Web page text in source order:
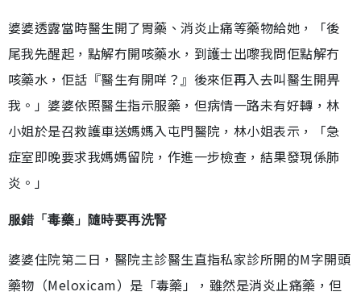
婆婆透露當時醫生開了胃藥、消炎止痛等藥物給她，「後
尾我先醒起，點解冇開咳藥水，到護士出嚟我問佢點解冇
咳藥水，佢話『醫生有開咩？』後來佢再入去叫醫生開畀
我。」婆婆依照醫生指示服藥，但病情一路未有好轉，林
小姐於是召救護車送媽媽入屯門醫院，林小姐表示，「急
症室即晚要求我媽媽留院，作進一步檢查，結果發現係肺
炎。」
服錯「毒藥」隨時要再洗腎
婆婆住院第二日，醫院主診醫生直指私家診所開的M字開頭
藥物（Meloxicam）是「毒藥」，雖然是消炎止痛藥，但